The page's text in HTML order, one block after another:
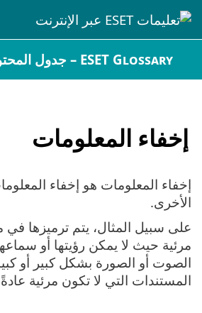
ESET Glossary – جدول المحتويات
إخفاء المعلومات
إخفاء المعلومات هو إخفاء
الأخرى.
على سبيل المثال، يتم ترميزها في
مرئية حيث لا يمكن رؤيتها أو سماعها
الصوت أو الصورة بشكل كبير أو
المستندات التي لا تكون مرئية